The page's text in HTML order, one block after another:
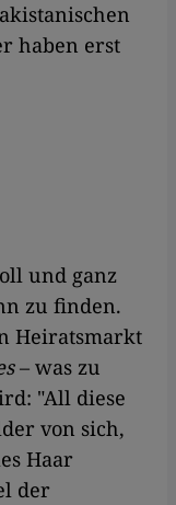
haben erst
und ganz
zu finden.
Heiratsmarkt
– was zu
"All diese
von sich,
Haar
der